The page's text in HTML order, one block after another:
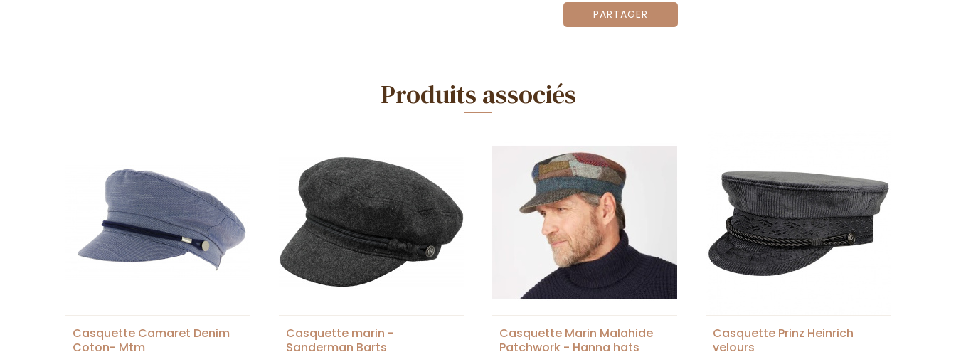
PARTAGER
Produits associés
Casquette Camaret Denim
Coton- Mtm
Casquette marin -
Sanderman Barts
Casquette Marin Malahide
Patchwork - Hanna hats
Casquette Prinz Heinrich
velours